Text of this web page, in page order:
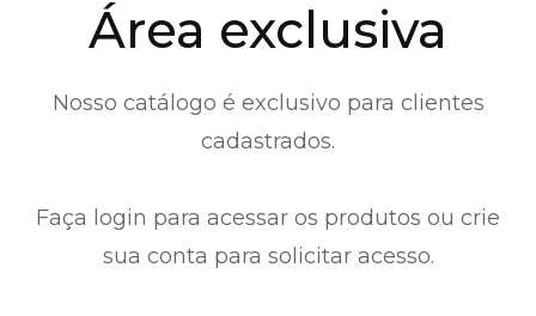
Área exclusiva
Nosso catálogo é exclusivo para clientes
cadastrados.
Faça login para acessar os produtos ou crie
sua conta para solicitar acesso.